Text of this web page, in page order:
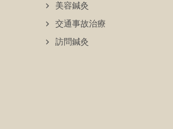
美容鍼灸
交通事故治療
訪問鍼灸